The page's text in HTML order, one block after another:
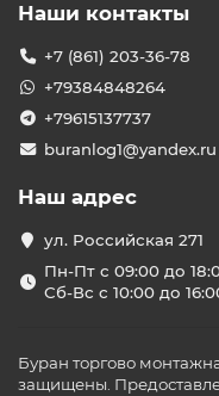
Наши контакты
+7 (861) 203-36-78
+79384848264
+79615137737
buranlog1@yandex.ru
Наш адрес
ул. Российская 271
Пн-Пт с 09:00 до
Сб-Вс с 10:00 до
Буран торгово
защищены.